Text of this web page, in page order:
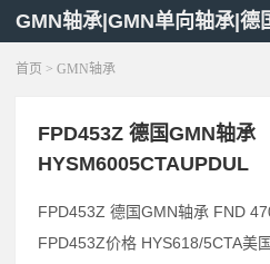
GMN轴承|GMN单向轴承|德
首页 > GMN轴承
FPD453Z 德国GMN轴承
HYSM6005CTAUPDUL
FPD453Z 德国GMN轴承 FND
FPD453Z价格 HYS618/5CTA美